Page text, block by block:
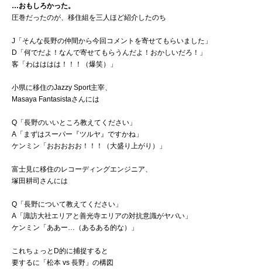
…おもしろかった。
圧巻だったのが、移住組を三人ほど紹介したのち
J「そんな長野の仲間から今回コメントを寄せてもらいました」
D「何でだよ！なんで寄せてもらうんだよ！おかしいだろ！」
客「わはははは！！！（爆笑）」
小県に移住のJazzy Sport主宰、
Masaya Fantasistaさんには
Q「長野のいいところ教えてください」
A「まずはスーパー『ツルヤ』ですかね」
ケンミン「おおおおお！！！（大盛り上がり）」
富士見に移住のレコーディングエンジニア、
塚田耕司さんには
Q「長野について教えてください」
A「諏訪大社エリアと善光寺エリアの対抗意識がヤバい」
ケンミン「ああー…（あるある的な）」
これちょっとD的に捕捉すると
要するに「松本 vs 長野」の構図